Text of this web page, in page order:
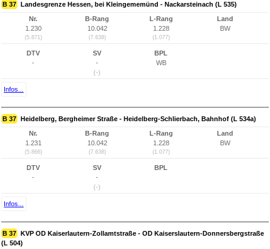
B 37 Landesgrenze Hessen, bei Kleingememünd - Nackarsteinach (L 535)
Nr.
1.230
(5.871)
B-Rang
10.042
(7.638)
L-Rang
1.228
(1.077)
Land
BW
DTV
-
SV
-
(-)
BPL
WB
Infos...
B 37 Heidelberg, Bergheimer Straße - Heidelberg-Schlierbach, Bahnhof (L 534a)
Nr.
1.231
(5.866)
B-Rang
10.042
(7.638)
L-Rang
1.228
(1.077)
Land
BW
DTV
-
SV
-
(-)
BPL
Infos...
B 37 KVP OD Kaiserlautern-Zollamtstraße - OD Kaiserslautern-Donnersbergstraße
(L 504)